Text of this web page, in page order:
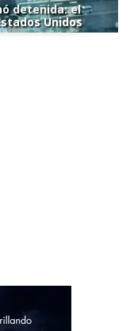
detenida: el
Unidos